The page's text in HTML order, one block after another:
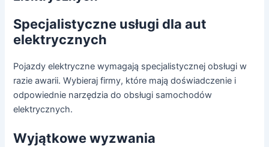
Specjalistyczne usługi dla aut
elektrycznych
Pojazdy elektryczne wymagają specjalistycznej obsługi w
razie awarii. Wybieraj firmy, które mają doświadczenie i
odpowiednie narzędzia do obsługi samochodów
elektrycznych.
Wyjątkowe wyzwania